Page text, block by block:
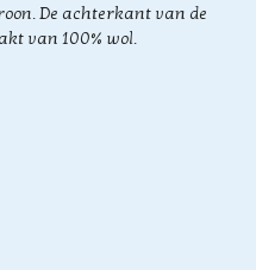
De achterkant van de
van 100% wol.